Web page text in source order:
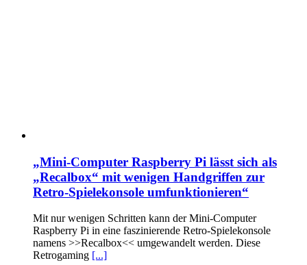
„Mini-Computer Raspberry Pi lässt sich als
„Recalbox“ mit wenigen Handgriffen zur
Retro-Spielekonsole umfunktionieren“
Mit nur wenigen Schritten kann der Mini-Computer
Raspberry Pi in eine faszinierende Retro-Spielekonsole
namens >>Recalbox<< umgewandelt werden. Diese
Retrogaming [...]